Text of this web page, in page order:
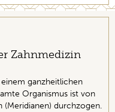
Zahnmedizin
ganzheitlichen
Organismus ist von
durchzogen.